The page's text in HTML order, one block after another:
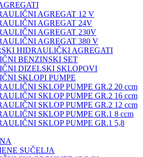
AGREGAT 12 V
AGREGAT 24V
AGREGAT 230V
AGREGAT 380 V
HIDRAULIČKI AGREGATI
BENZINSKI SET
DIZELSKI SKLOPOVI
SKLOPI PUMPE
SKLOP PUMPE GR.2 20 ccm
SKLOP PUMPE GR.2 16 ccm
SKLOP PUMPE GR.2 12 ccm
SKLOP PUMPE GR.1 8 ccm
SKLOP PUMPE GR.1 5,8
SUČELJA